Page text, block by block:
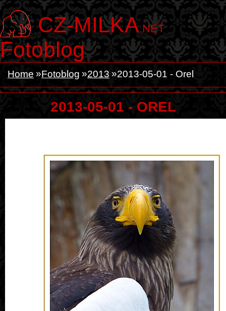
CZ-MILKA.NET
Fotoblog
Home Fotoblog 2013 2013-05-01 - Orel
2013-05-01 - OREL